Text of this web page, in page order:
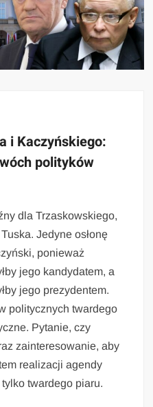
i Kaczyńskiego:
polityków
dla Trzaskowskiego,
Jedyne osłonę
ponieważ
jego kandydatem, a
jego prezydentem.
politycznych twardego
Pytanie, czy
zainteresowanie, aby
realizacji agendy
twardego piaru.